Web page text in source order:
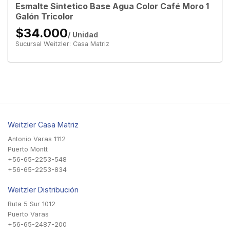
Esmalte Sintetico Base Agua Color Café Moro 1
Galón Tricolor
$34.000/ Unidad
Sucursal Weitzler: Casa Matriz
Weitzler Casa Matriz
Antonio Varas 1112
Puerto Montt
+56-65-2253-548
+56-65-2253-834
Weitzler Distribución
Ruta 5 Sur 1012
Puerto Varas
+56-65-2487-200